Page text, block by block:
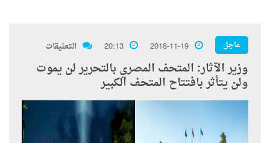
عاجل 2018-11-19
20:13 التعليقات
وزير الآثار: المتحف المصري بالتحرير لن يموت
ولن يتأثر بافتتاح المتحف الكبير